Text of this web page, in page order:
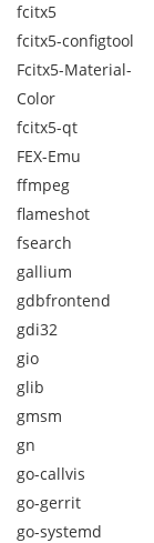
fcitx5
fcitx5-configtool
Fcitx5-Material-
Color
fcitx5-qt
FEX-Emu
ffmpeg
flameshot
fsearch
gallium
gdbfrontend
gdi32
gio
glib
gmsm
gn
go-callvis
go-gerrit
go-systemd